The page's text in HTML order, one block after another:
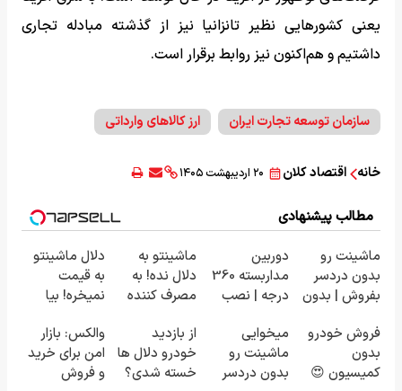
یعنی کشورهایی نظیر تانزانیا نیز از گذشته مبادله تجاری
داشتیم و هم‌اکنون نیز روابط برقرار است.
سازمان توسعه تجارت ایران ارز کالاهای وارداتی
خانه اقتصاد کلان ۲۰ اردیبهشت ۱۴۰۵
مطالب پیشنهادی
ماشینت رو
بدون دردسر
بفروش | بدون
دوربین
مداربسته 360
درجه | نصب
ماشینتو به
دلال نده! به
مصرف کننده
پاسخ به یک
تماس
دلال ماشینتو
به قیمت
نمیخره! بیا
بفروش*فقط
خریدار واقعی*
فروش خودرو
بدون
کمیسیون 😍
میخوایی
ماشینت رو
بدون دردسر
از بازدید
خودرو دلال ها
خسته شدی؟
والکس: بازار
امن برای خرید
و فروش